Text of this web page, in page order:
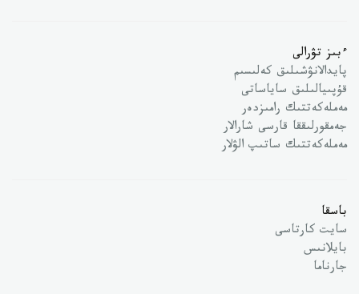
ءبىز تۋرالى
پايدالانۋشىلىق كەلىسىم
قۇپىيالىلىق ساياساتى
مەملەكەتتىك رامىزدەر
جەمقورلىققا قارسى شارالار
مەملەكەتتىك ساتىپ الۋلار
باسقا
سايت كارتاسى
بايلانىس
جارناما